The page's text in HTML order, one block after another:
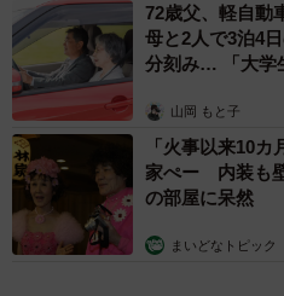
72歳父、軽自
母と2人で3泊4
分刻み… 「大学
山岡 もと子
「火事以来10
家ぺー 内装も
の部屋に呆然
まいどなトピック